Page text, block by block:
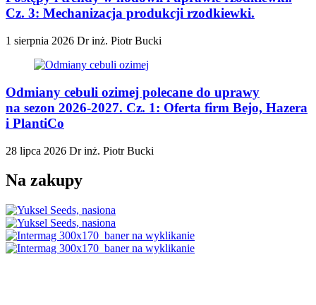
Cz. 3: Mechanizacja produkcji rzodkiewki.
1 sierpnia 2026 Dr inż. Piotr Bucki
Odmiany cebuli ozimej polecane do uprawy
na sezon 2026-2027. Cz. 1: Oferta firm Bejo, Hazera
i PlantiCo
28 lipca 2026 Dr inż. Piotr Bucki
Na zakupy